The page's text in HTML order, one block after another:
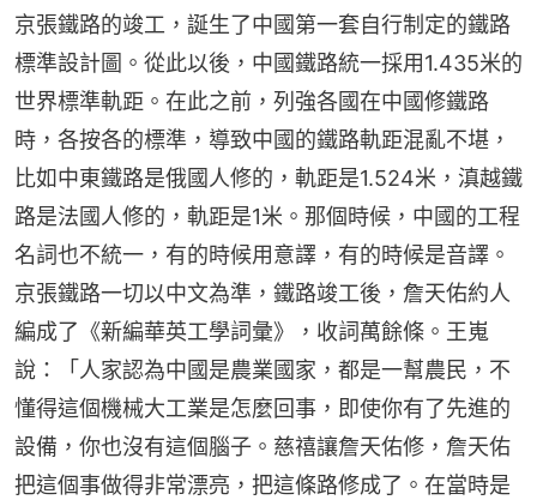
京張鐵路的竣工，誕生了中國第一套自行制定的鐵路
標準設計圖。從此以後，中國鐵路統一採用1.435米的
世界標準軌距。在此之前，列強各國在中國修鐵路
時，各按各的標準，導致中國的鐵路軌距混亂不堪，
比如中東鐵路是俄國人修的，軌距是1.524米，滇越鐵
路是法國人修的，軌距是1米。那個時候，中國的工程
名詞也不統一，有的時候用意譯，有的時候是音譯。
京張鐵路一切以中文為準，鐵路竣工後，詹天佑約人
編成了《新編華英工學詞彙》，收詞萬餘條。王嵬
說：「人家認為中國是農業國家，都是一幫農民，不
懂得這個機械大工業是怎麼回事，即使你有了先進的
設備，你也沒有這個腦子。慈禧讓詹天佑修，詹天佑
把這個事做得非常漂亮，把這條路修成了。在當時是